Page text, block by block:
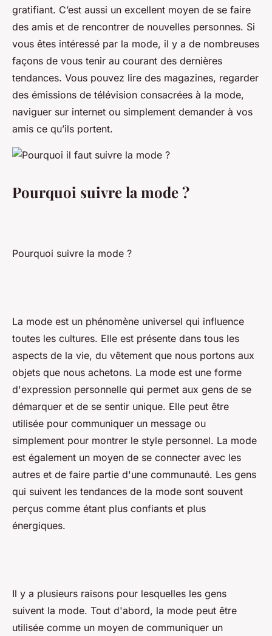
gratifiant. C’est aussi un excellent moyen de se faire
des amis et de rencontrer de nouvelles personnes. Si
vous êtes intéressé par la mode, il y a de nombreuses
façons de vous tenir au courant des dernières
tendances. Vous pouvez lire des magazines, regarder
des émissions de télévision consacrées à la mode,
naviguer sur internet ou simplement demander à vos
amis ce qu’ils portent.
Pourquoi suivre la mode ?
Pourquoi suivre la mode ?
La mode est un phénomène universel qui influence
toutes les cultures. Elle est présente dans tous les
aspects de la vie, du vêtement que nous portons aux
objets que nous achetons. La mode est une forme
d'expression personnelle qui permet aux gens de se
démarquer et de se sentir unique. Elle peut être
utilisée pour communiquer un message ou
simplement pour montrer le style personnel. La mode
est également un moyen de se connecter avec les
autres et de faire partie d'une communauté. Les gens
qui suivent les tendances de la mode sont souvent
perçus comme étant plus confiants et plus
énergiques.
Il y a plusieurs raisons pour lesquelles les gens
suivent la mode. Tout d'abord, la mode peut être
utilisée comme un moyen de communiquer un